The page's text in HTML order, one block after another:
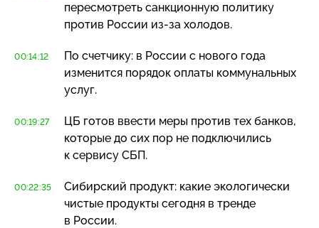
пересмотреть санкционную политику
против России из-за холодов.
00:14:12
По счетчику: в России с нового года
изменится порядок оплаты коммунальных
услуг.
00:19:27
ЦБ готов ввести меры против тех банков,
которые до сих пор не подключились
к сервису СБП.
00:22:35
Сибирский продукт: какие экологически
чистые продукты сегодня в тренде
в России.